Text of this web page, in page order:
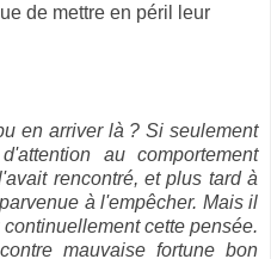
de mettre en péril leur
en arriver là ? Si seulement
au comportement
rencontré, et plus tard à
à l'empêcher. Mais il
cette pensée.
mauvaise fortune bon